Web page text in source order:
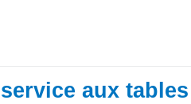
aux tables